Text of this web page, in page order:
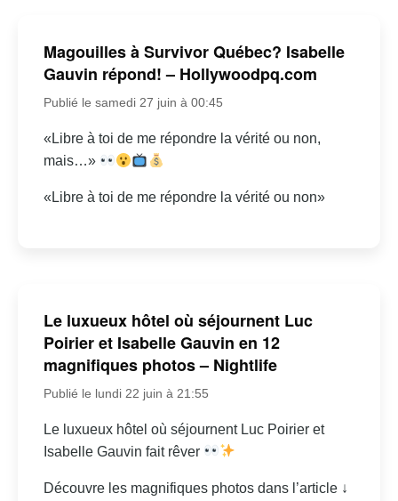
Magouilles à Survivor Québec? Isabelle
Gauvin répond! – Hollywoodpq.com
Publié le samedi 27 juin à 00:45
«Libre à toi de me répondre la vérité ou non,
mais…»
«Libre à toi de me répondre la vérité ou non»
Le luxueux hôtel où séjournent Luc
Poirier et Isabelle Gauvin en 12
magnifiques photos – Nightlife
Publié le lundi 22 juin à 21:55
Le luxueux hôtel où séjournent Luc Poirier et
Isabelle Gauvin fait rêver
Découvre les magnifiques photos dans l’article ↓